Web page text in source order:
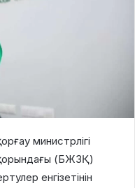
министрлігі
қорындағы (БЖЗҚ)
енгізетінін